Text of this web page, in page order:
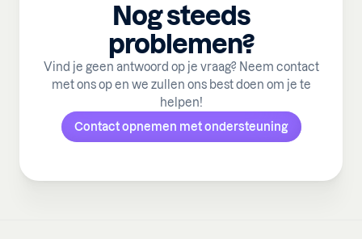
Nog steeds
problemen?
Vind je geen antwoord op je vraag? Neem contact
met ons op en we zullen ons best doen om je te
helpen!
Contact opnemen met ondersteuning